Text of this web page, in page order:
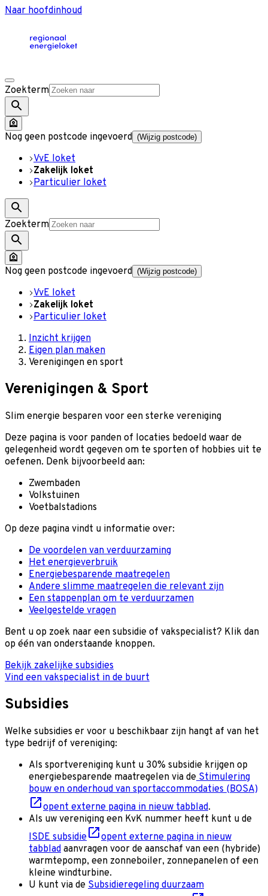
Naar hoofdinhoud
Zoekterm
Nog geen postcode ingevoerd (Wijzig postcode)
VvE loket
Zakelijk loket
Particulier loket
Zoekterm
Nog geen postcode ingevoerd (Wijzig postcode)
VvE loket
Zakelijk loket
Particulier loket
Inzicht krijgen
Eigen plan maken
Verenigingen en sport
Verenigingen & Sport
Slim energie besparen voor een sterke vereniging
Deze pagina is voor panden of locaties bedoeld waar de
gelegenheid wordt gegeven om te sporten of hobbies uit te
oefenen. Denk bijvoorbeeld aan:
Zwembaden
Volkstuinen
Voetbalstadions
Op deze pagina vindt u informatie over:
De voordelen van verduurzaming
Het energieverbruik
Energiebesparende maatregelen
Andere slimme maatregelen die relevant zijn
Een stappenplan om te verduurzamen
Veelgestelde vragen
Bent u op zoek naar een subsidie of vakspecialist? Klik dan
op één van onderstaande knoppen.
Bekijk zakelijke subsidies
Vind een vakspecialist in de buurt
Subsidies
Welke subsidies er voor u beschikbaar zijn hangt af van het
type bedrijf of vereniging:
Als sportvereniging kunt u 30% subsidie krijgen op
energiebesparende maatregelen via de Stimulering
bouw en onderhoud van sportaccommodaties (BOSA)
opent externe pagina in nieuw tabblad.
Als uw vereniging een KvK nummer heeft kunt u de
ISDE subsidie
opent externe pagina in nieuw
tabblad aanvragen voor de aanschaf van een (hybride)
warmtepomp, een zonneboiler, zonnepanelen of een
kleine windturbine.
U kunt via de Subsidieregeling duurzaam